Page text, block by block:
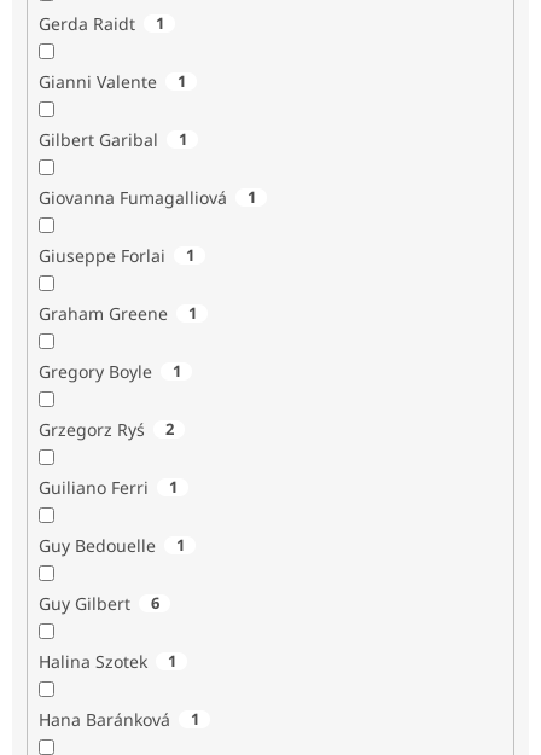
Gerda Raidt 1
Gianni Valente 1
Gilbert Garibal 1
Giovanna Fumagalliová 1
Giuseppe Forlai 1
Graham Greene 1
Gregory Boyle 1
Grzegorz Ryś 2
Guiliano Ferri 1
Guy Bedouelle 1
Guy Gilbert 6
Halina Szotek 1
Hana Baránková 1